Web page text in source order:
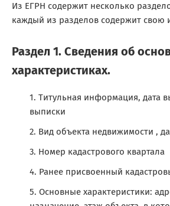
Из ЕГРН содержит несколько
каждый из разделов содержит
Раздел 1. Сведения об
характеристиках.
Титульная информация, дата
выписки
Вид объекта недвижимости ,
Номер кадастрового квартала
Ранее присвоенный
Основные характеристики: